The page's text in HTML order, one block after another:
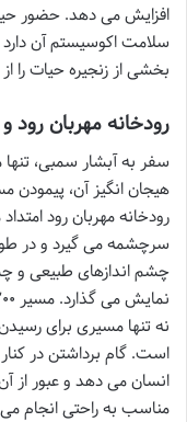
افزایش می دهد. حضور
سلامت اکوسیستم آن
بخشی از زنجیره حیات را
رودخانه مهربان رود
سفر به آبشار سمبی،
هیجان انگیز آن، پیمودن
رودخانه مهربان رود
سرچشمه می گیرد و در
چشم اندازهای طبیعی و
نه تنها مسیری برای
است. گام برداشتن در
انسان می دهد و عبور از
مناسب به راحتی انجام